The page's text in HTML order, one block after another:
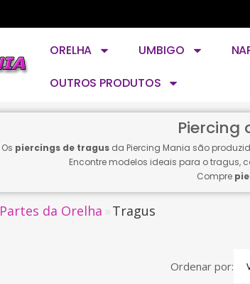
ORELHA UMBIGO
OUTROS PRODUTOS
Piercing
Os piercings de tragusda Piercing Mania são
Encontre modelos ideais para o
Compre
Partes da Orelha Tragus
Ordenar por: